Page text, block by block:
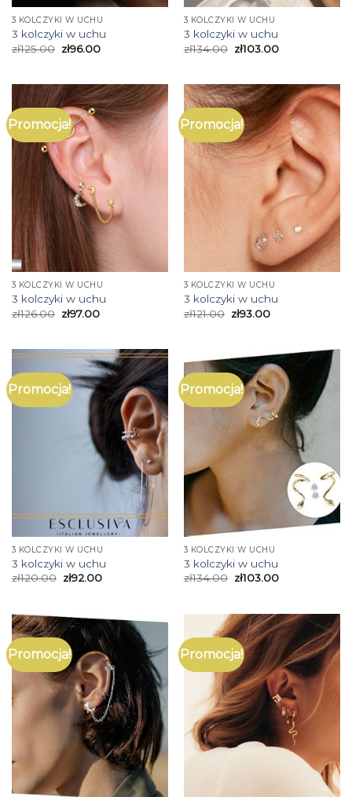
3 KOLCZYKI W UCHU
3 kolczyki w uchu
zł125.00 zł96.00
3 KOLCZYKI W UCHU
3 kolczyki w uchu
zł134.00 zł103.00
Promocja!
3 KOLCZYKI W UCHU
3 kolczyki w uchu
zł126.00 zł97.00
Promocja!
3 KOLCZYKI W UCHU
3 kolczyki w uchu
zł121.00 zł93.00
Promocja!
3 KOLCZYKI W UCHU
3 kolczyki w uchu
zł120.00 zł92.00
Promocja!
3 KOLCZYKI W UCHU
3 kolczyki w uchu
zł134.00 zł103.00
Promocja! Promocja!